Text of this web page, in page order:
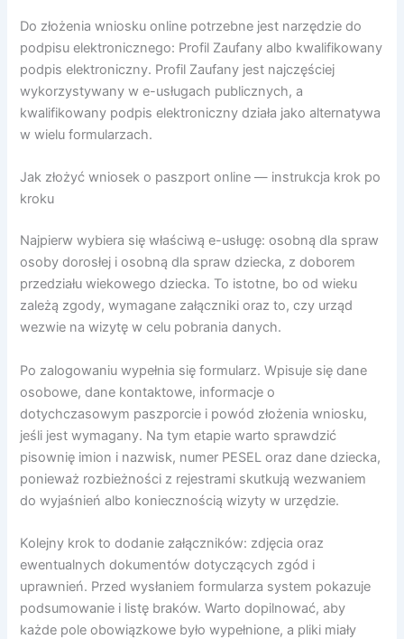
Do złożenia wniosku online potrzebne jest narzędzie do
podpisu elektronicznego: Profil Zaufany albo kwalifikowany
podpis elektroniczny. Profil Zaufany jest najczęściej
wykorzystywany w e-usługach publicznych, a
kwalifikowany podpis elektroniczny działa jako alternatywa
w wielu formularzach.
Jak złożyć wniosek o paszport online — instrukcja krok po
kroku
Najpierw wybiera się właściwą e-usługę: osobną dla spraw
osoby dorosłej i osobną dla spraw dziecka, z doborem
przedziału wiekowego dziecka. To istotne, bo od wieku
zależą zgody, wymagane załączniki oraz to, czy urząd
wezwie na wizytę w celu pobrania danych.
Po zalogowaniu wypełnia się formularz. Wpisuje się dane
osobowe, dane kontaktowe, informacje o
dotychczasowym paszporcie i powód złożenia wniosku,
jeśli jest wymagany. Na tym etapie warto sprawdzić
pisownię imion i nazwisk, numer PESEL oraz dane dziecka,
ponieważ rozbieżności z rejestrami skutkują wezwaniem
do wyjaśnień albo koniecznością wizyty w urzędzie.
Kolejny krok to dodanie załączników: zdjęcia oraz
ewentualnych dokumentów dotyczących zgód i
uprawnień. Przed wysłaniem formularza system pokazuje
podsumowanie i listę braków. Warto dopilnować, aby
każde pole obowiązkowe było wypełnione, a pliki miały